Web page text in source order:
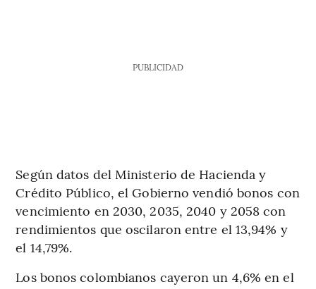
PUBLICIDAD
Según datos del Ministerio de Hacienda y
Crédito Público, el Gobierno vendió bonos con
vencimiento en 2030, 2035, 2040 y 2058 con
rendimientos que oscilaron entre el 13,94% y
el 14,79%.
Los bonos colombianos cayeron un 4,6% en el